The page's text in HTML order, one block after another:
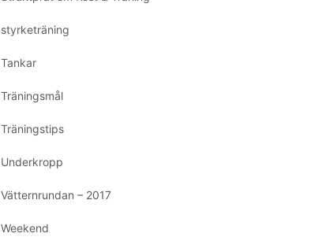
styrketräning
Tankar
Träningsmål
Träningstips
Underkropp
Vätternrundan – 2017
Weekend